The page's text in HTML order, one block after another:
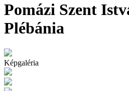
Pomázi Szent
Plébánia
Képgaléria